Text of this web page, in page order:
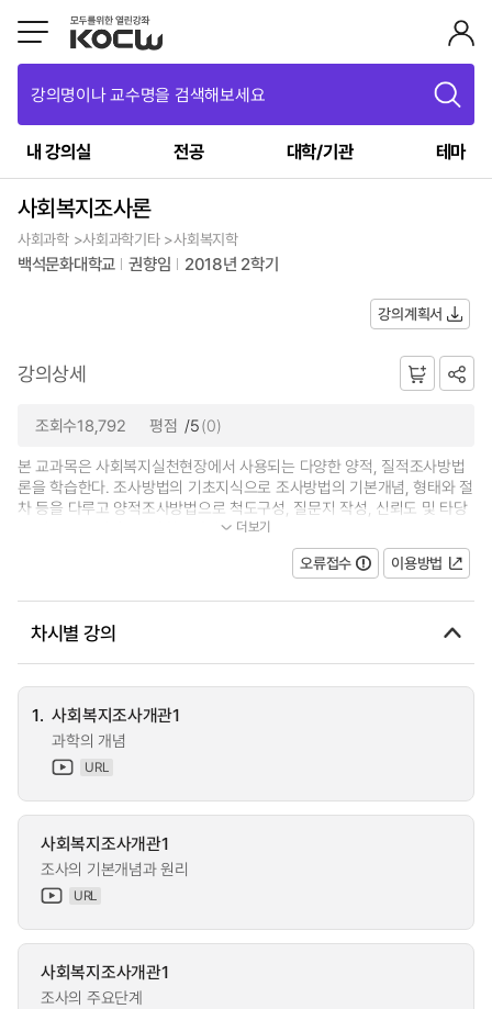
강의명이나 교수명을 검색해보세요
내 강의실 전공 대학/기관 테마
사회복지조사론
사회과학 >사회과학기타 >사회복지학
백석문화대학교 권향임 2018년 2학기
강의계획서
강의상세
조회수18,792 평점 /5(0)
본 교과목은 사회복지실천현장에서 사용되는 다양한 양적, 질적조사방법
론을 학습한다. 조사방법의 기초지식으로 조사방법의 기본개념, 형태와 절
차 등을 다루고 양적조사방법으로 척도구성, 질문지 작성, 신뢰도 및 타당
도 검증, 표본추출 등 사회조사의... 더보기
오류접수 이용방법
차시별 강의
1. 사회복지조사개관1
과학의 개념
URL
사회복지조사개관1
조사의 기본개념과 원리
URL
사회복지조사개관1
조사의 주요단계